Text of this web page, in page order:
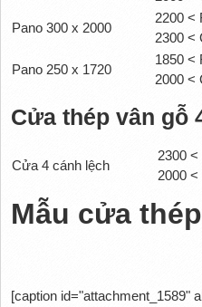
Pano 300 x 2000
2200 <
2300 <
Pano 250 x 1720
1850 <
2000 <
Cửa thép vân gỗ
Cửa 4 cánh lệch
2300
2000
Mẫu cửa
[caption id="attachment_1589"